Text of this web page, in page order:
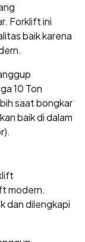
Forklift ini
baik karena
10 Ton
saat bongkar
baik di dalam
modern.
dan dilengkapi